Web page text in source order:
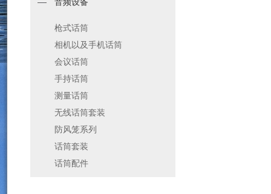
音频设备
枪式话筒
相机以及手机话筒
会议话筒
手持话筒
测量话筒
无线话筒套装
防风笼系列
话筒套装
话筒配件